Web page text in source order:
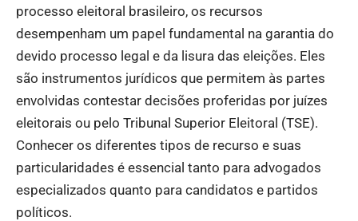
processo eleitoral brasileiro, os recursos
desempenham um papel fundamental na garantia do
devido processo legal e da lisura das eleições. Eles
são instrumentos jurídicos que permitem às partes
envolvidas contestar decisões proferidas por juízes
eleitorais ou pelo Tribunal Superior Eleitoral (TSE).
Conhecer os diferentes tipos de recurso e suas
particularidades é essencial tanto para advogados
especializados quanto para candidatos e partidos
políticos.